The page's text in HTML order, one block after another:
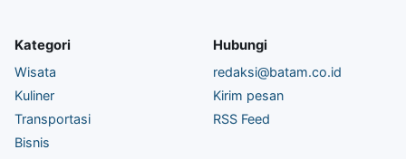
Kategori
Wisata
Kuliner
Transportasi
Bisnis
Hubungi
redaksi@batam.co.id
Kirim pesan
RSS Feed